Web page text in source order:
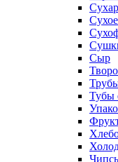
Сыр
Тубы